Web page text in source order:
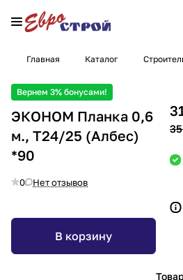
Главная Каталог
Вернем 3% бонусами!
ЭКОНОМ Планка 0,6
м., Т24/25 (Албес)
*90
0 Нет отзывов
В корзину